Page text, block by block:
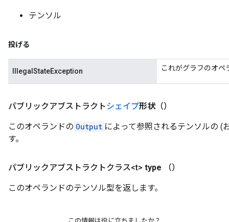
テンソル
投げる
IllegalStateException これがグラフのオペ
パブリックアブストラクトシェイプ形状（）
このオペランドの Output によって参照されるテンソルの (
す。
パブリックアブストラクトクラス<t> type （）
このオペランドのテンソル型を返します。